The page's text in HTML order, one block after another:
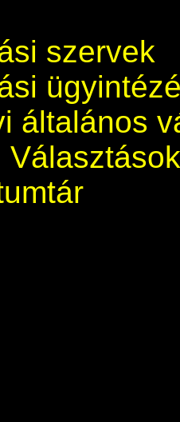
szervek
általános
Választások